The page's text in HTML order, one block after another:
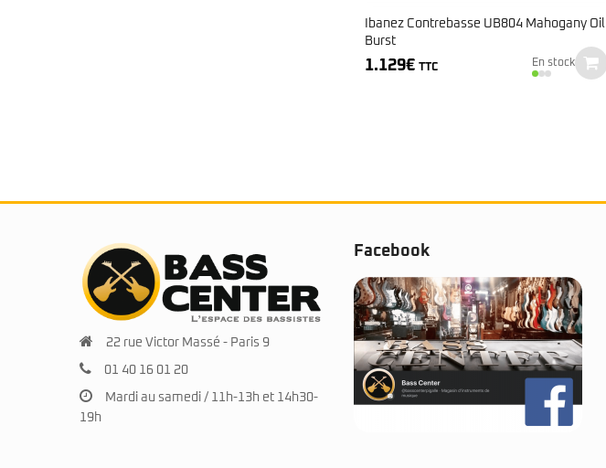
Ibanez Contrebasse UB804 Mahogany Oil
Burst
1.129€ TTC En stock
22 rue Victor Massé - Paris 9
01 40 16 01 20
Mardi au samedi / 11h-13h et 14h30-
19h
Facebook